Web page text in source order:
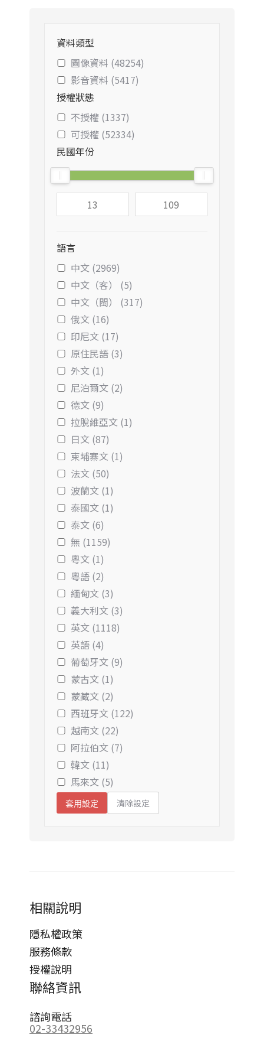
資料類型
圖像資料 (48254)
影音資料 (5417)
授權狀態
不授權 (1337)
可授權 (52334)
民國年份
語言
中文 (2969)
中文（客） (5)
中文（閩） (317)
俄文 (16)
印尼文 (17)
原住民語 (3)
外文 (1)
尼泊爾文 (2)
德文 (9)
拉脫維亞文 (1)
日文 (87)
柬埔寨文 (1)
法文 (50)
波蘭文 (1)
泰國文 (1)
泰文 (6)
無 (1159)
粵文 (1)
粵語 (2)
緬甸文 (3)
義大利文 (3)
英文 (1118)
英語 (4)
葡萄牙文 (9)
蒙古文 (1)
蒙藏文 (2)
西班牙文 (122)
越南文 (22)
阿拉伯文 (7)
韓文 (11)
馬來文 (5)
套用設定 清除設定
相關說明
隱私權政策
服務條款
授權說明
聯絡資訊
諮詢電話
02-33432956